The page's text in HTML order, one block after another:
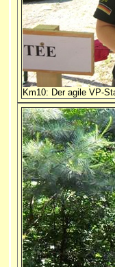
Km10: Der agile VP-